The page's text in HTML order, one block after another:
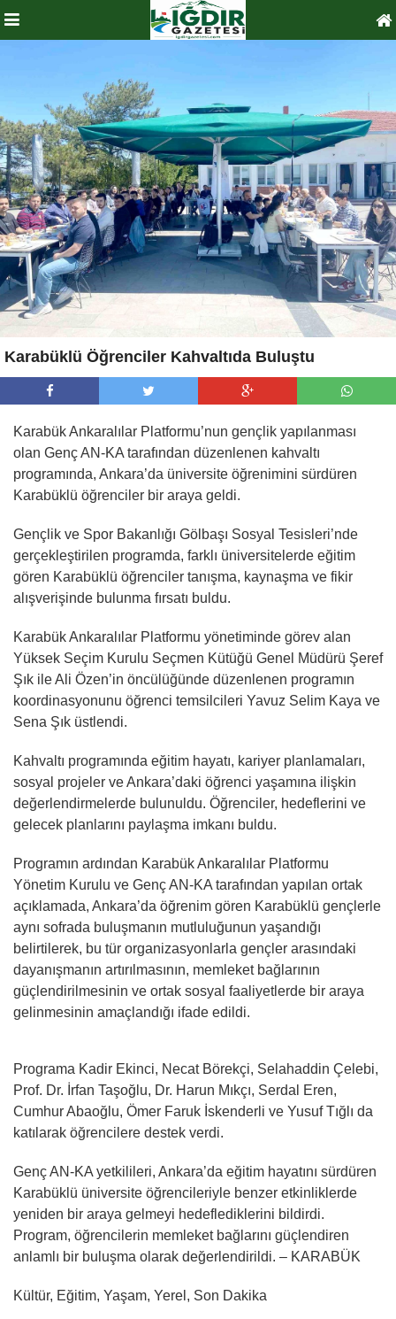
Karabüklü Öğrenciler Kahvaltıda Buluştu
Karabük Ankaralılar Platformu’nun gençlik yapılanması
olan Genç AN-KA tarafından düzenlenen kahvaltı
programında, Ankara’da üniversite öğrenimini sürdüren
Karabüklü öğrenciler bir araya geldi.
Gençlik ve Spor Bakanlığı Gölbaşı Sosyal Tesisleri’nde
gerçekleştirilen programda, farklı üniversitelerde eğitim
gören Karabüklü öğrenciler tanışma, kaynaşma ve fikir
alışverişinde bulunma fırsatı buldu.
Karabük Ankaralılar Platformu yönetiminde görev alan
Yüksek Seçim Kurulu Seçmen Kütüğü Genel Müdürü Şeref
Şık ile Ali Özen’in öncülüğünde düzenlenen programın
koordinasyonunu öğrenci temsilcileri Yavuz Selim Kaya ve
Sena Şık üstlendi.
Kahvaltı programında eğitim hayatı, kariyer planlamaları,
sosyal projeler ve Ankara’daki öğrenci yaşamına ilişkin
değerlendirmelerde bulunuldu. Öğrenciler, hedeflerini ve
gelecek planlarını paylaşma imkanı buldu.
Programın ardından Karabük Ankaralılar Platformu
Yönetim Kurulu ve Genç AN-KA tarafından yapılan ortak
açıklamada, Ankara’da öğrenim gören Karabüklü gençlerle
aynı sofrada buluşmanın mutluluğunun yaşandığı
belirtilerek, bu tür organizasyonlarla gençler arasındaki
dayanışmanın artırılmasının, memleket bağlarının
güçlendirilmesinin ve ortak sosyal faaliyetlerde bir araya
gelinmesinin amaçlandığı ifade edildi.
Programa Kadir Ekinci, Necat Börekçi, Selahaddin Çelebi,
Prof. Dr. İrfan Taşoğlu, Dr. Harun Mıkçı, Serdal Eren,
Cumhur Abaoğlu, Ömer Faruk İskenderli ve Yusuf Tığlı da
katılarak öğrencilere destek verdi.
Genç AN-KA yetkilileri, Ankara’da eğitim hayatını sürdüren
Karabüklü üniversite öğrencileriyle benzer etkinliklerde
yeniden bir araya gelmeyi hedeflediklerini bildirdi.
Program, öğrencilerin memleket bağlarını güçlendiren
anlamlı bir buluşma olarak değerlendirildi. – KARABÜK
Kültür, Eğitim, Yaşam, Yerel, Son Dakika